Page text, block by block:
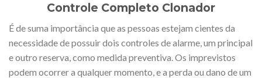
Controle Completo Clonador
É de suma importância que as pessoas estejam cientes da
necessidade de possuir dois controles de alarme, um principal
e outro reserva, como medida preventiva. Os imprevistos
podem ocorrer a qualquer momento, e a perda ou dano de um